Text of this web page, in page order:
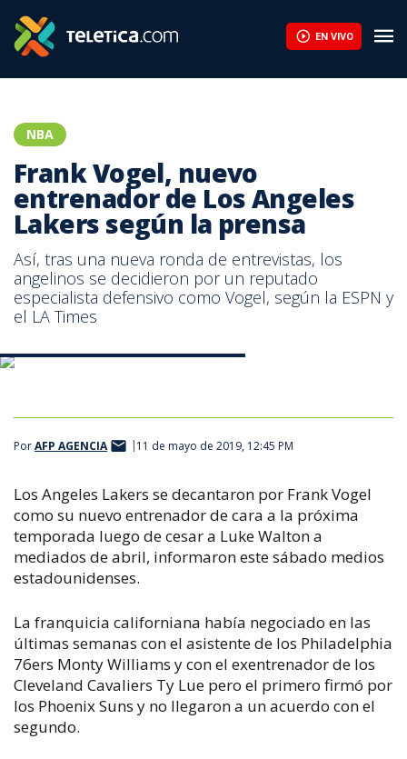
EN VIVO
NBA
Frank Vogel, nuevo
entrenador de Los Angeles
Lakers según la prensa
Así, tras una nueva ronda de entrevistas, los
angelinos se decidieron por un reputado
especialista defensivo como Vogel, según la ESPN y
el LA Times
PorAFP AGENCIA 11 de mayo de 2019, 12:45 PM
Los Angeles Lakers se decantaron por Frank Vogel
como su nuevo entrenador de cara a la próxima
temporada luego de cesar a Luke Walton a
mediados de abril, informaron este sábado medios
estadounidenses.
La franquicia californiana había negociado en las
últimas semanas con el asistente de los Philadelphia
76ers Monty Williams y con el exentrenador de los
Cleveland Cavaliers Ty Lue pero el primero firmó por
los Phoenix Suns y no llegaron a un acuerdo con el
segundo.